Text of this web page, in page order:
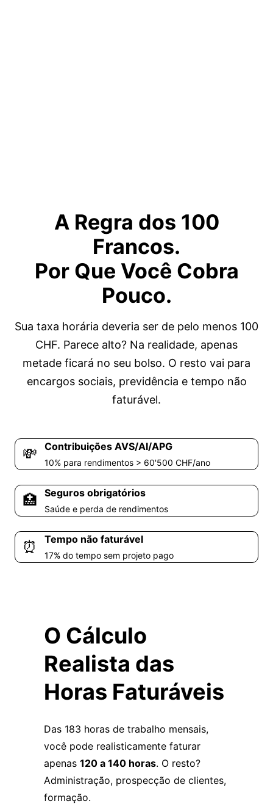
A Regra dos 100
Francos.
Por Que Você Cobra
Pouco.
Sua taxa horária deveria ser de pelo menos 100
CHF. Parece alto? Na realidade, apenas
metade ficará no seu bolso. O resto vai para
encargos sociais, previdência e tempo não
faturável.
💸 Contribuições AVS/AI/APG
10% para rendimentos > 60'500 CHF/ano
🏥 Seguros obrigatórios
Saúde e perda de rendimentos
⏰ Tempo não faturável
17% do tempo sem projeto pago
O Cálculo
Realista das
Horas Faturáveis
Das 183 horas de trabalho mensais,
você pode realisticamente faturar
apenas 120 a 140 horas. O resto?
Administração, prospecção de clientes,
formação.